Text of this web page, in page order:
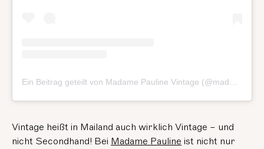
Ein Beitrag geteilt von Madame Pauline Vintage (@madamepaulinevintage)
Vintage heißt in Mailand auch wirklich Vintage – und
nicht Secondhand! Bei Madame Pauline ist nicht nur